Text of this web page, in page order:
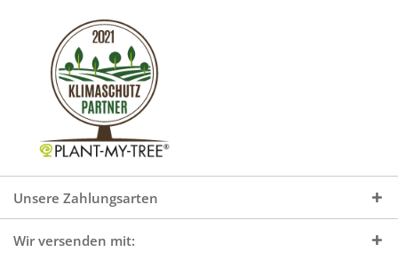
Unsere Zahlungsarten
Wir versenden mit: